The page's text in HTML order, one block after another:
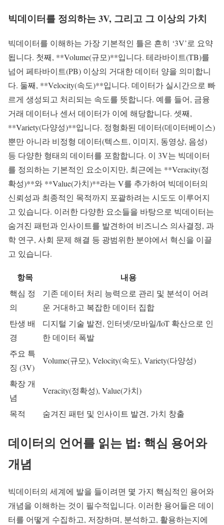
빅데이터를 정의하는 3V, 그리고 그 이상의 가치
빅데이터를 이해하는 가장 기본적인 틀은 흔히 ‘3V’로 요약
됩니다. 첫째, **Volume(규모)**입니다. 테라바이트(TB)를
넘어 페타바이트(PB) 이상의 거대한 데이터 양을 의미합니
다. 둘째, **Velocity(속도)**입니다. 데이터가 실시간으로 빠
르게 생성되고 처리되는 속도를 뜻합니다. 예를 들어, 금융
거래 데이터나 센서 데이터가 이에 해당합니다. 셋째,
**Variety(다양성)**입니다. 정형화된 데이터(데이터베이스)
뿐만 아니라 비정형 데이터(텍스트, 이미지, 동영상, 음성)
등 다양한 형태의 데이터를 포함합니다. 이 3V는 빅데이터
를 정의하는 기본적인 요소이지만, 최근에는 **Veracity(정
확성)**와 **Value(가치)**라는 V를 추가하여 빅데이터의
신뢰성과 최종적인 목적까지 포괄하려는 시도도 이루어지
고 있습니다. 이러한 다양한 요소들을 바탕으로 빅데이터는
숨겨진 패턴과 인사이트를 발견하여 비즈니스 의사결정, 과
학 연구, 사회 문제 해결 등 광범위한 분야에서 혁신을 이끌
고 있습니다.
항목 내용
핵심 정
의
기존 데이터 처리 능력으로 관리 및 분석이 어려
운 거대하고 복잡한 데이터 집합
탄생 배
경
디지털 기술 발전, 인터넷/모바일/IoT 확산으로 인
한 데이터 폭발
주요 특
징 (3V)
Volume(규모), Velocity(속도), Variety(다양성)
확장 개
념
Veracity(정확성), Value(가치)
목적 숨겨진 패턴 및 인사이트 발견, 가치 창출
데이터의 언어를 읽는 법: 핵심 용어와
개념
빅데이터의 세계에 발을 들이려면 몇 가지 핵심적인 용어와
개념을 이해하는 것이 필수적입니다. 이러한 용어들은 데이
터를 어떻게 수집하고, 저장하며, 분석하고, 활용하는지에